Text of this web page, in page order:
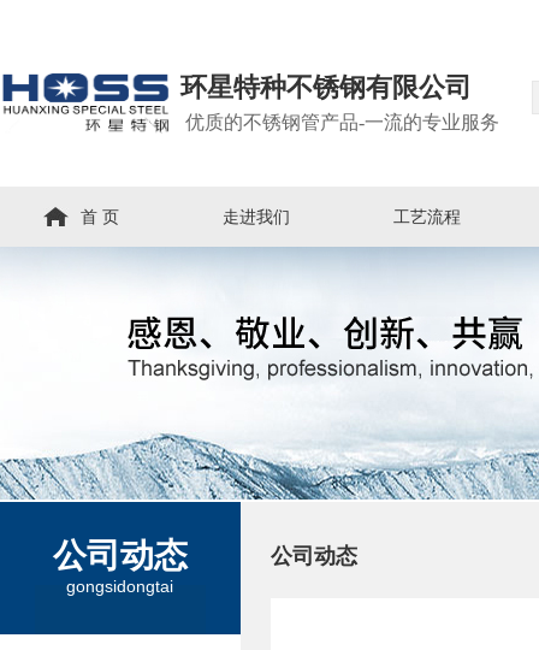
环星特种不锈钢有限公司
优质的不锈钢管产品-一流的专业服务
首 页 走进我们 工艺流程
公司动态
gongsidongtai
公司动态